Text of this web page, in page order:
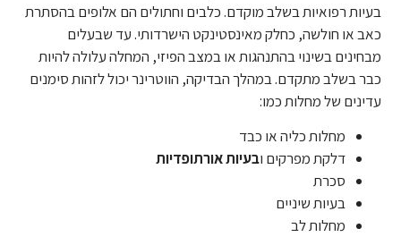
בעיות רפואיות בשלב מוקדם. כלבים וחתולים הם אלופים בהסתרת
כאב או חולשה, כחלק מאינסטינקט הישרדותי. עד שבעלים
מבחינים בשינוי בהתנהגות או במצב הפיזי, המחלה עלולה להיות
כבר בשלב מתקדם. במהלך הבדיקה, הווטרינר יכול לזהות סימנים
עדינים של מחלות כמו:
מחלות כליה או כבד
דלקת מפרקים ובעיות אורתופדיות
סכרת
בעיות שיניים
מחלות לב